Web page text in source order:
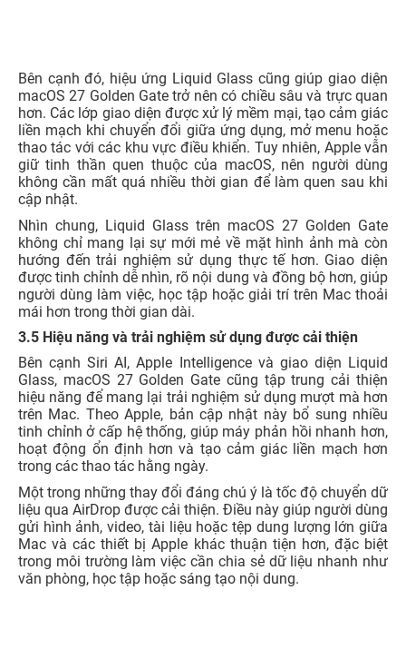
Bên cạnh đó, hiệu ứng Liquid Glass cũng giúp giao diện
macOS 27 Golden Gate trở nên có chiều sâu và trực quan
hơn. Các lớp giao diện được xử lý mềm mại, tạo cảm giác
liền mạch khi chuyển đổi giữa ứng dụng, mở menu hoặc
thao tác với các khu vực điều khiển. Tuy nhiên, Apple vẫn
giữ tinh thần quen thuộc của macOS, nên người dùng
không cần mất quá nhiều thời gian để làm quen sau khi
cập nhật.
Nhìn chung, Liquid Glass trên macOS 27 Golden Gate
không chỉ mang lại sự mới mẻ về mặt hình ảnh mà còn
hướng đến trải nghiệm sử dụng thực tế hơn. Giao diện
được tinh chỉnh dễ nhìn, rõ nội dung và đồng bộ hơn, giúp
người dùng làm việc, học tập hoặc giải trí trên Mac thoải
mái hơn trong thời gian dài.
3.5 Hiệu năng và trải nghiệm sử dụng được cải thiện
Bên cạnh Siri AI, Apple Intelligence và giao diện Liquid
Glass, macOS 27 Golden Gate cũng tập trung cải thiện
hiệu năng để mang lại trải nghiệm sử dụng mượt mà hơn
trên Mac. Theo Apple, bản cập nhật này bổ sung nhiều
tinh chỉnh ở cấp hệ thống, giúp máy phản hồi nhanh hơn,
hoạt động ổn định hơn và tạo cảm giác liền mạch hơn
trong các thao tác hằng ngày.
Một trong những thay đổi đáng chú ý là tốc độ chuyển dữ
liệu qua AirDrop được cải thiện. Điều này giúp người dùng
gửi hình ảnh, video, tài liệu hoặc tệp dung lượng lớn giữa
Mac và các thiết bị Apple khác thuận tiện hơn, đặc biệt
trong môi trường làm việc cần chia sẻ dữ liệu nhanh như
văn phòng, học tập hoặc sáng tạo nội dung.